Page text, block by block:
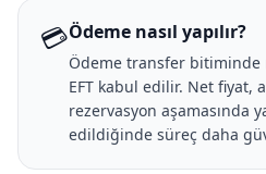
💳Ödeme nasıl yapılır?
Ödeme transfer bitiminde
EFT kabul edilir. Net fiyat,
rezervasyon aşamasında
edildiğinde süreç daha